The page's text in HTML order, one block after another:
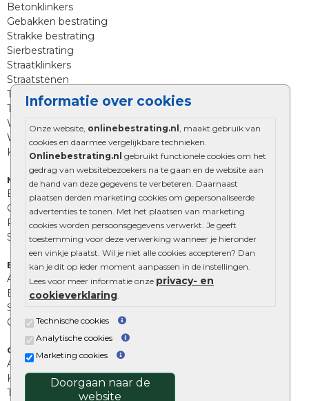
Informatie over cookies
Onze website, onlinebestrating.nl , maakt gebruik van
cookies en daarmee vergelijkbare technieken.
Onlinebestrating.nl gebruikt functionele cookies om het
gedrag van websitebezoekers na te gaan en de website aan
de hand van deze gegevens te verbeteren. Daarnaast
plaatsen derden marketing cookies om gepersonaliseerde
advertenties te tonen. Met het plaatsen van marketing
cookies worden persoonsgegevens verwerkt. Je geeft
toestemming voor deze verwerking wanneer je hieronder
een vinkje plaatst. Wil je niet alle cookies accepteren? Dan
kan je dit op ieder moment aanpassen in de instellingen.
Lees voor meer informatie onze privacy- en
cookieverklaring.
Technische cookies
Analytische cookies
Marketing cookies
Doorgaan naar de
website
Betonklinkers
Gebakken bestrating
Strakke bestrating
Sierbestrating
Straatklinkers
Straatstenen
Trommelstenen
Tuinstenen
Waalformaat
Wildverband bestrating
Kingstones
Muurelementen
Betonbielzen
Opsluitbanden
Palissades
Stapelblokken
Extra benodigdheden
Afwatering en diversen
Beplantings en betonelementen
Split, grind en zand
Oprit tegels
Overig
Aanbiedingen
Kunstgras
Tuintegels outlet